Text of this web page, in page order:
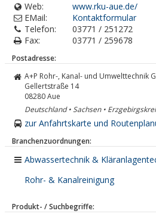
Web:
www.rku-aue.de/
EMail:
Kontaktformular
Telefon:
03771 / 251272
Fax:
03771 / 259678
Postadresse:
A+P Rohr-, Kanal- und Umwelttechnik
Gellertstraße 14
08280Aue
Deutschland • Sachsen •
zur Anfahrtskarte und
Branchenzuordnungen:
Abwassertechnik &
Rohr- & Kanalreinigung
Produkt- / Suchbegriffe: